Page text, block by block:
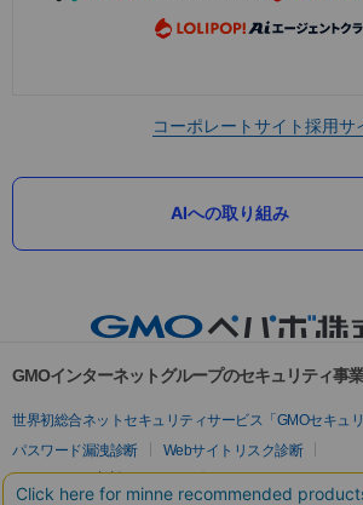
コーポレートサイト採用サ
AIへの取り組み
GMOインターネットグループのセキュリティ事
世界初総合ネットセキュリティサービス「GMOセキュリ
パスワード漏洩診断
Webサイトリスク診断
セキュリティ相談AIチャットボット